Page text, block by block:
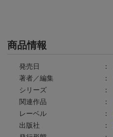
商品情報
発売日 ：
著者／編集
：
シリーズ
：
関連作品
：
レーベル
：
出版社
：